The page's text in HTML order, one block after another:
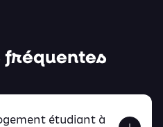
fréquentes
étudiant à